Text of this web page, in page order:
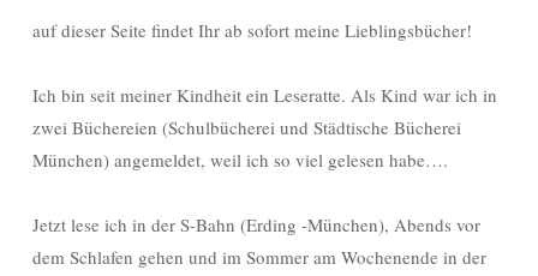
auf dieser Seite findet Ihr ab sofort meine Lieblingsbücher!
Ich bin seit meiner Kindheit ein Leseratte. Als Kind war ich in
zwei Büchereien (Schulbücherei und Städtische Bücherei
München) angemeldet, weil ich so viel gelesen habe….
Jetzt lese ich in der S-Bahn (Erding -München), Abends vor
dem Schlafen gehen und im Sommer am Wochenende in der